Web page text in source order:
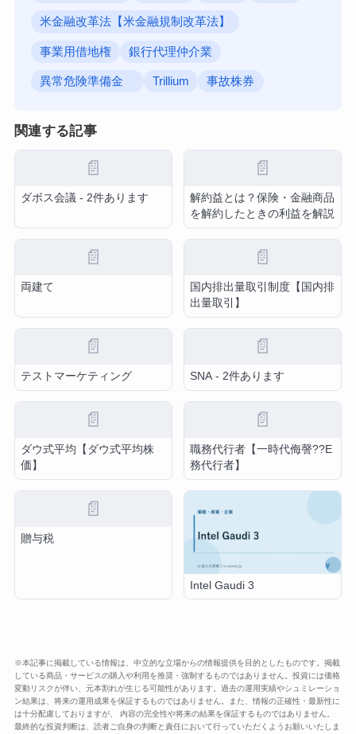
米金融改革法【米金融規制改革法】
事業用借地権 銀行代理仲介業
異常危険準備金 Trillium 事故株券
関連する記事
📄
ダボス会議 - 2件あります
📄
解約益とは？保険・金融商品
を解約したときの利益を解説
📄
両建て
📄
国内排出量取引制度【国内排
出量取引】
📄
テストマーケティング
📄
SNA - 2件あります
📄
ダウ式平均【ダウ式平均株
価】
📄
職務代行者【一時代侮謦??E
務代行者】
📄
贈与税
Intel Gaudi 3
※本記事に掲載している情報は、中立的な立場からの情報提供を目的としたものです。掲載
している商品・サービスの購入や利用を推奨・強制するものではありません。投資には価格
変動リスクが伴い、元本割れが生じる可能性があります。過去の運用実績やシュミレーショ
ン結果は、将来の運用成果を保証するものではありません。また、情報の正確性・最新性に
は十分配慮しておりますが、 内容の完全性や将来の結果を保証するものではありません。
最終的な投資判断は、読者ご自身の判断と責任において行っていただくようお願いいたしま